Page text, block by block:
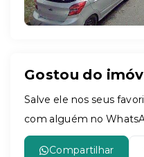
Gostou do
Salve ele nos seus
com alguém no
Compartilhar